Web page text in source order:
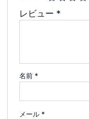
レビュー *
名前 *
メール *